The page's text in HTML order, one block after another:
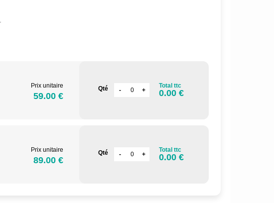
Prix unitaire
59.00 €
Qté Total ttc
0.00 €
Prix unitaire
89.00 €
Qté Total ttc
0.00 €